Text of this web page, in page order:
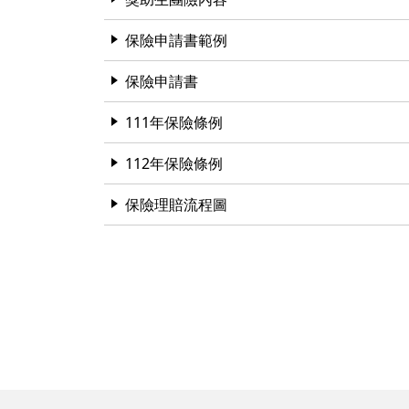
保險申請書範例
保險申請書
111年保險條例
112年保險條例
保險理賠流程圖